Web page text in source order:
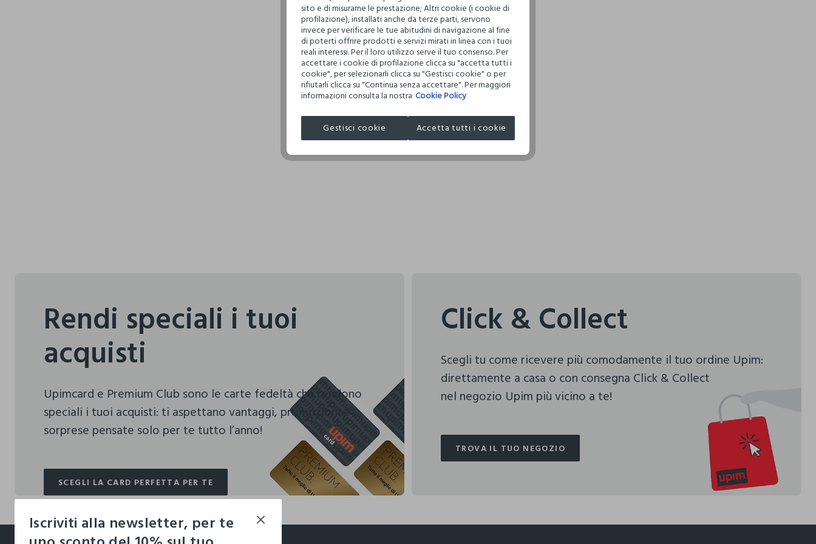
NON ASCIUGARE IN ASCIUGA BIANCHERIA A
NON STIRARE
definito per l’uso di sostanze chimiche, talvolta anche più
internazionale.
Clicca qui per vedere i dettagli
I nostri fornitori
MADE IN CHINA
per cambiare idea e restituire i prodotti che hai acquistato.
Rendi speciali i tuoi
acquisti
Upimcard e Premium Club sono le carte fedeltà che rendono
speciali i tuoi acquisti: ti aspettano vantaggi, promozioni e
sorprese pensate solo per te tutto l’anno!
SCEGLI LA CARD PERFETTA PER TE
SCEGLI LA CARD PERFETTA PER TE
Click & Collect
Scegli tu come ricevere più comodamente il tuo ordine Upim:
direttamente a casa o con consegna Click & Collect
nel negozio Upim più vicino a te!
TROVA IL TUO NEGOZIO
TROVA IL TUO NEGOZIO
Iscriviti alla newsletter, per te
footer.ariatitle
sito e di misurarne le prestazione; Altri cookie (i cookie di
profilazione), installati anche da terze parti, servono
invece per verificare le tue abitudini di navigazione al fine
di poterti offrire prodotti e servizi mirati in linea con i tuoi
reali interessi. Per il loro utilizzo serve il tuo consenso. Per
accettare i cookie di profilazione clicca su "accetta tutti i
cookie", per selezionarli clicca su "Gestisci cookie" o per
rifiutarli clicca su "Continua senza accettare". Per maggiori
informazioni consulta la nostra Cookie Policy
Gestisci cookie Accetta tutti i cookie